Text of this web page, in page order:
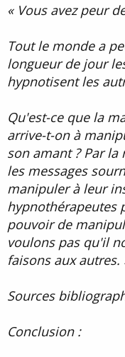
« Vous avez peur
Tout le monde a
longueur de jour
hypnotisent les
Qu'est-ce que la
arrive-t-on à
son amant ? Par
les messages
manipuler à leur
hypnothérapeutes
pouvoir de
voulons pas qu'il
faisons aux autres.
Sources
Conclusion :